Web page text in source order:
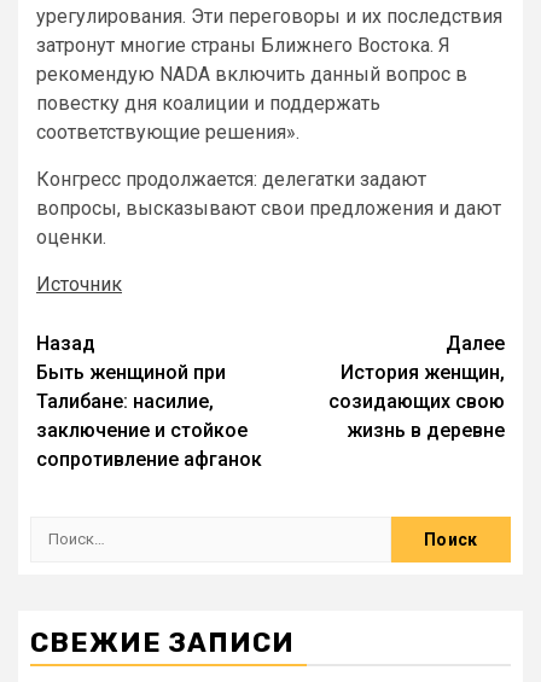
урегулирования. Эти переговоры и их последствия
затронут многие страны Ближнего Востока. Я
рекомендую NADA включить данный вопрос в
повестку дня коалиции и поддержать
соответствующие решения».
Конгресс продолжается: делегатки задают
вопросы, высказывают свои предложения и дают
оценки.
Источник
Назад
Быть женщиной при
Талибане: насилие,
заключение и стойкое
сопротивление афганок
Далее
История женщин,
созидающих свою
жизнь в деревне
СВЕЖИЕ ЗАПИСИ